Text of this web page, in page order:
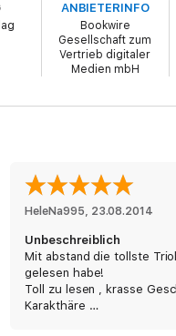
ANBIETERINFO
Bookwire
Gesellschaft zum
Vertrieb digitaler
Medien mbH
HeleNa995, 23.08.2014
Unbeschreiblich
Mit abstand die tollste
gelesen habe!
Toll zu lesen , krasse
Karakthäre …